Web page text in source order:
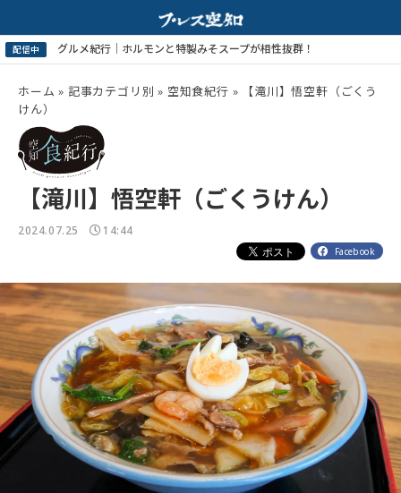
ホーム » 記事カテゴリ別 » 空知食紀行 »
【滝川】悟空軒（ごくう
けん）
【滝川】悟空軒（ごくうけん）
2024.07.25 14:44
Facebook